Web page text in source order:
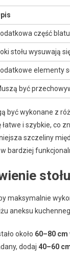
część
stołu wysuwają
elementy
być
być wykonane z
łatwe i szybkie, co
szczeliny
bardziej
maksymalnie
aneksu
około 60–80 cm
dodaj 40–60